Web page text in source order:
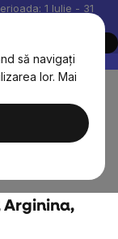
să navigați
lor. Mai
1 Iulie - 31
noastre sunt
Coş
de
Arginina,